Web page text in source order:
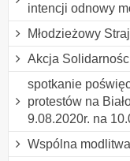
intencji odnowy
Młodzieżowy
Akcja
spotkanie
protestów na
9.08.2020r. na
Wspólna